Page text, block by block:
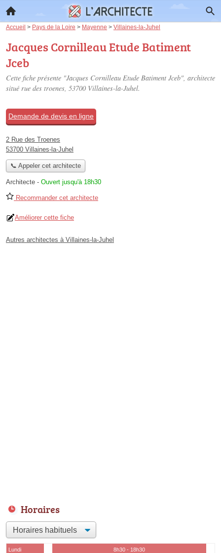
Accueil > Pays de la Loire > Mayenne > Villaines-la-Juhel
Jacques Cornilleau Etude Batiment
Jceb
Cette fiche présente "Jacques Cornilleau Etude Batiment Jceb", architecte
situé rue des troenes, 53700 Villaines-la-Juhel.
Demande de devis en ligne
2 Rue des Troenes
53700 Villaines-la-Juhel
📞 Appeler cet architecte
Architecte - Ouvert jusqu'à 18h30
Recommander cet architecte
Améliorer cette fiche
Autres architectes à Villaines-la-Juhel
Horaires
Lundi
8h30 - 18h30